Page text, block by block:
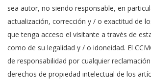
sea autor, no siendo responsable, en
actualización, corrección y / o exactitud de
que tenga acceso el visitante a través de
como de su legalidad y / o idoneidad. El
de responsabilidad por cualquier
derechos de propiedad intelectual de los